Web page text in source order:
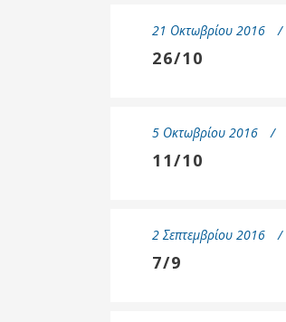
21 Οκτωβρίου 2016
26/10
5 Οκτωβρίου 2016
11/10
2 Σεπτεμβρίου 2016
7/9